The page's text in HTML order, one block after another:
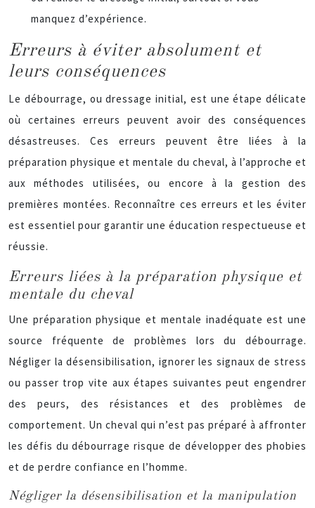
manquez d’expérience.
Erreurs à éviter absolument et
leurs conséquences
Le débourrage, ou dressage initial, est une étape délicate
où certaines erreurs peuvent avoir des conséquences
désastreuses. Ces erreurs peuvent être liées à la
préparation physique et mentale du cheval, à l’approche et
aux méthodes utilisées, ou encore à la gestion des
premières montées. Reconnaître ces erreurs et les éviter
est essentiel pour garantir une éducation respectueuse et
réussie.
Erreurs liées à la préparation physique et
mentale du cheval
Une préparation physique et mentale inadéquate est une
source fréquente de problèmes lors du débourrage.
Négliger la désensibilisation, ignorer les signaux de stress
ou passer trop vite aux étapes suivantes peut engendrer
des peurs, des résistances et des problèmes de
comportement. Un cheval qui n’est pas préparé à affronter
les défis du débourrage risque de développer des phobies
et de perdre confiance en l’homme.
Négliger la désensibilisation et la manipulation